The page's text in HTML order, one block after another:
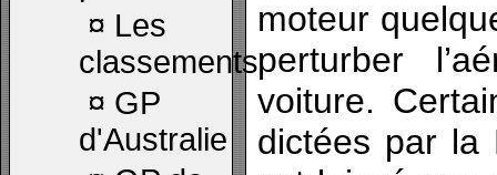
¤ Les
classements
¤ GP
d'Australie
moteur
perturber
voiture.
dictées par la